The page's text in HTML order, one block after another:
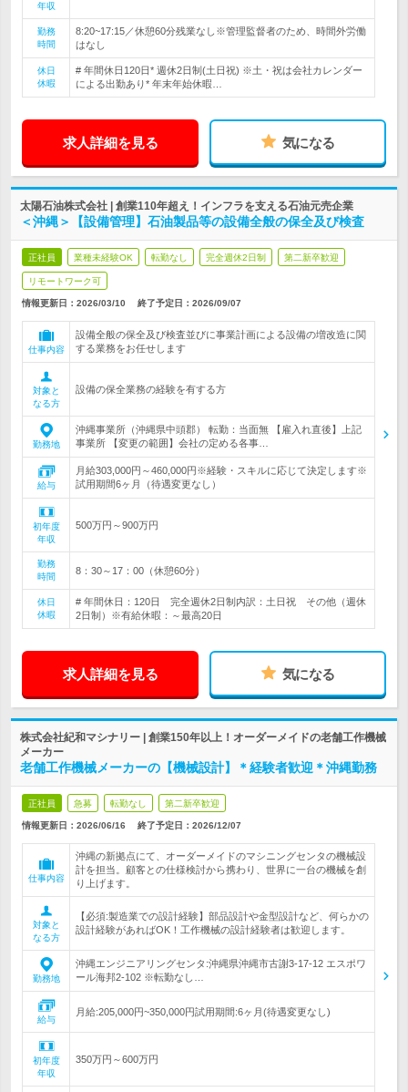
年収
勤務
時間
8:20~17:15／休憩60分残業なし※管理監督者のため、時間外労働
はなし
休日
休暇
# 年間休日120日* 週休2日制(土日祝) ※土・祝は会社カレンダー
による出勤あり* 年末年始休暇…
求人詳細を見る 気になる
太陽石油株式会社 | 創業110年超え！インフラを支える石油元売企業
＜沖縄＞【設備管理】石油製品等の設備全般の保全及び検査
正社員 業種未経験OK 転勤なし 完全週休2日制 第二新卒歓迎
リモートワーク可
情報更新日：2026/03/10 終了予定日： 2026/09/07
仕事内容
設備全般の保全及び検査並びに事業計画による設備の増改造に関
する業務をお任せします
対象と
なる方
設備の保全業務の経験を有する方
勤務地
沖縄事業所（沖縄県中頭郡） 転勤：当面無 【雇入れ直後】上記
事業所 【変更の範囲】会社の定める各事…
給与
月給303,000円～460,000円※経験・スキルに応じて決定します※
試用期間6ヶ月（待遇変更なし）
初年度
年収
500万円～900万円
勤務
時間
8：30～17：00（休憩60分）
休日
休暇
# 年間休日：120日 完全週休2日制内訳：土日祝 その他（週休
2日制）※有給休暇：～最高20日
求人詳細を見る 気になる
株式会社紀和マシナリー | 創業150年以上！オーダーメイドの老舗工作機械
メーカー
老舗工作機械メーカーの【機械設計】＊経験者歓迎＊沖縄勤務
正社員 急募 転勤なし 第二新卒歓迎
情報更新日：2026/06/16 終了予定日： 2026/12/07
仕事内容
沖縄の新拠点にて、オーダーメイドのマシニングセンタの機械設
計を担当。顧客との仕様検討から携わり、世界に一台の機械を創
り上げます。
対象と
なる方
【必須:製造業での設計経験】部品設計や金型設計など、何らかの
設計経験があればOK！工作機械の設計経験者は歓迎します。
勤務地
沖縄エンジニアリングセンタ:沖縄県沖縄市古謝3-17-12 エスポワ
ール海邦2-102 ※転勤なし…
給与
月給:205,000円~350,000円試用期間:6ヶ月(待遇変更なし)
初年度
年収
350万円～600万円